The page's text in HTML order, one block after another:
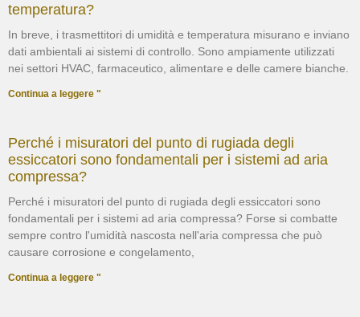
temperatura?
In breve, i trasmettitori di umidità e temperatura misurano e inviano
dati ambientali ai sistemi di controllo. Sono ampiamente utilizzati
nei settori HVAC, farmaceutico, alimentare e delle camere bianche.
Continua a leggere "
Perché i misuratori del punto di rugiada degli
essiccatori sono fondamentali per i sistemi ad aria
compressa?
Perché i misuratori del punto di rugiada degli essiccatori sono
fondamentali per i sistemi ad aria compressa? Forse si combatte
sempre contro l'umidità nascosta nell'aria compressa che può
causare corrosione e congelamento,
Continua a leggere "